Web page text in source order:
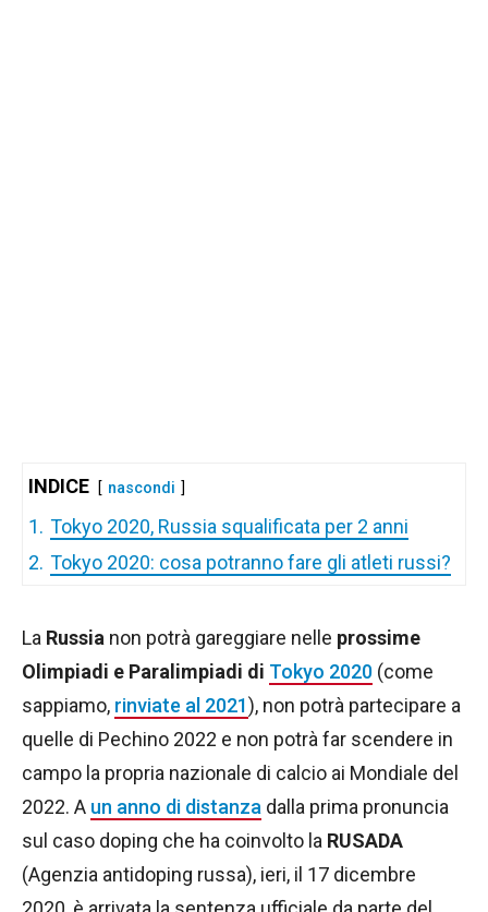
INDICE nascondi
1. Tokyo 2020, Russia squalificata per 2 anni
2. Tokyo 2020: cosa potranno fare gli atleti russi?
La Russia non potrà gareggiare nelle prossime
Olimpiadi e Paralimpiadi di Tokyo 2020 (come
sappiamo, rinviate al 2021), non potrà partecipare a
quelle di Pechino 2022 e non potrà far scendere in
campo la propria nazionale di calcio ai Mondiale del
2022. A un anno di distanza dalla prima pronuncia
sul caso doping che ha coinvolto la RUSADA
(Agenzia antidoping russa), ieri, il 17 dicembre